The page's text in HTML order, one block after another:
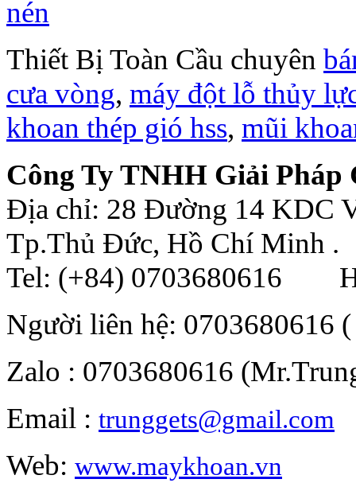
Thiết Bị Toàn Cầu chuyên
cưa vòng, máy đột lỗ thủy
khoan thép gió hss, mũi
Công Ty TNHH Giải Pháp
Địa chỉ: 28 Đường 14 KDC
Tp.Thủ Đức, Hồ Chí Minh .
Tel: (+84) 0703680616
Người liên hệ: 0703680616
Zalo : 0703680616
Email : trunggets@gmail.com
Web: www.maykhoan.vn